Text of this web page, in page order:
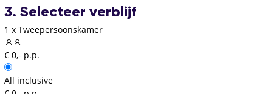
3. Selecteer verblijf
1 x Tweepersoonskamer
€ 0,- p.p.
All inclusive